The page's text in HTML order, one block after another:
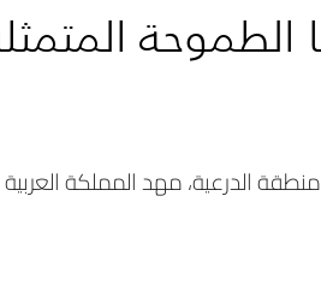
الطموحة
الدرعية، مهد المملكة